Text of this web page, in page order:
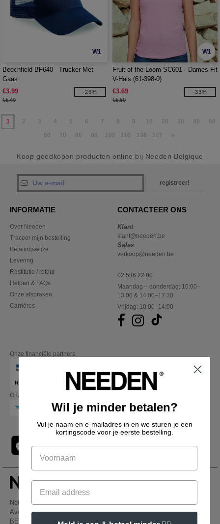
W1
Beechfield BF640 - Trucker Met
Gaas
€3.99
€5.40
-26%
W1
Fruit of the Loom SC601 - Dames Fit
V-Hals (61-398-0)
€3.69
€5.50
-33%
1 2 3 4 5 6 7 8 9 10 20 30 40
50
60
70 80 90 100 110 120 127 »
Koop goedkopen producten online bij Needen Belgique
registreer!
INFORMATIE
Over Needen
Traceer mijn bestelling
Betalingswijze
Levering
Restitutie / retour
Helpen & FAQs
Onze afspraken
Carrières
CONTACTEER ONS
Klant
klant@needen.be
Sales
verkoop@needen.be
02 586 22 00
Maandag – donderdag: 10:00–
13:00 & 14:00–17:30
Vrijdag: 10:00–14:00
Onze financiële partners
Onze transporteurs
Netenders Belgium SRL
Avenue Hermann-Debroux 54, 1160, Bruxelles
BE61 3632 1629 8017
Wil je minder betalen?
Vul je naam en e-mailadres in en we sturen je een
kortingscode voor je eerste bestelling.